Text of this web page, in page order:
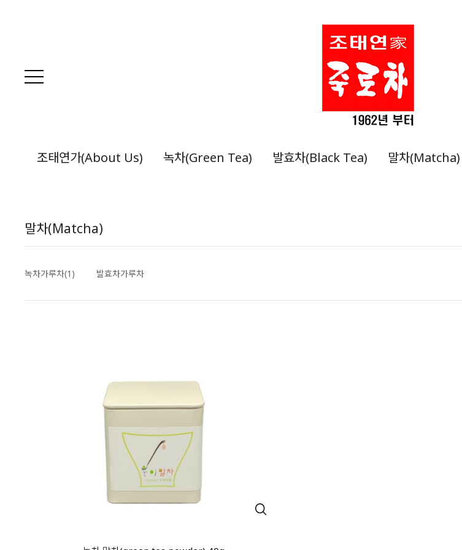
조태연가(About Us) 녹차(Green Tea) 발효차(Black Tea) 말차(Matcha)
말차(Matcha)
녹차가루차(1) 발효차가루차